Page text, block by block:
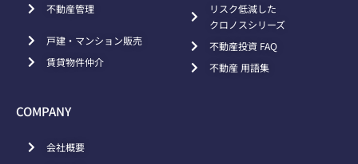
不動産管理
戸建・マンション販売
賃貸物件仲介
リスク低減した
クロノスシリーズ
不動産投資 FAQ
不動産 用語集
COMPANY
会社概要